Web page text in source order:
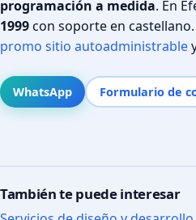
programación a medida. En
1999con soporte en castellano.
promo sitio autoadministrable
WhatsApp Formulario de
También te puede interesar